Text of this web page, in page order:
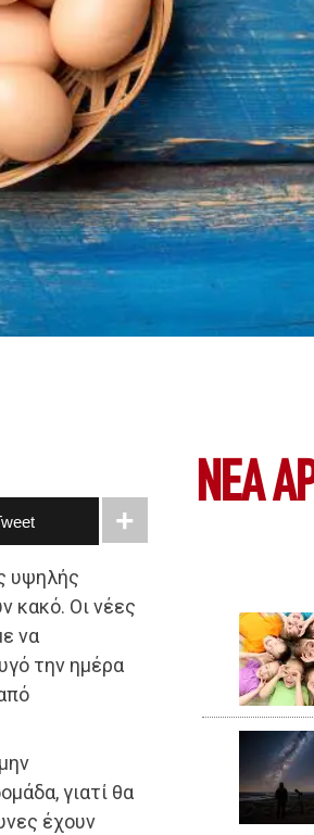
υψηλής
κακό. Οι νέες
να
την ημέρα
γιατί θα
έχουν
ΝΕΑ